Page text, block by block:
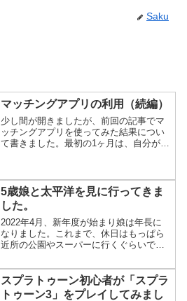
Saku
マッチングアプリの利用（続編）
少し間が開きましたが、前回の記事でマ
ッチングアプリを使ってみた結果につい
て書きました。最初の1ヶ月は、自分がシ
ヶ月はそれを書いてアプリを続けてみま
した。ちなみに、今回...
5歳娘と太平洋を見に行ってきま
した。
2022年4月、新年度が始まり娘は年長に
なりました。これまで、休日はもっぱら
近所の公園やスーパーに行くぐらいでし
ようになり、手もかからなくなってきた
ので、日帰りで少し遠出をしてみようと
思い、高知県に遊び...
スプラトゥーン初心者が「スプラ
トゥーン3」をプレイしてみまし